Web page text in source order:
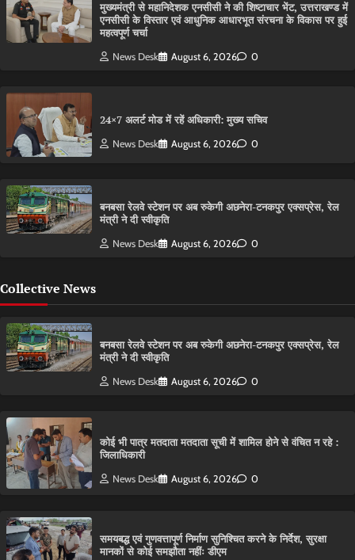
मुख्यमंत्री से महानिदेशक एनसीसी ने की शिष्टाचार भेंट, उत्तराखण्ड में
एनसीसी के विस्तार एवं आधुनिक आधारभूत संरचना के विकास पर हुई
महत्वपूर्ण चर्चा
News Desk August 6, 2026 0
24×7 अलर्ट मोड में रहें अधिकारी: मुख्य सचिव
News Desk August 6, 2026 0
बनबसा रेलवे स्टेशन पर अब रुकेगी अछनेरा-टनकपुर एक्सप्रेस, रेल
मंत्री ने दी स्वीकृति
News Desk August 6, 2026 0
Collective News
बनबसा रेलवे स्टेशन पर अब रुकेगी अछनेरा-टनकपुर एक्सप्रेस, रेल
मंत्री ने दी स्वीकृति
News Desk August 6, 2026 0
कोई भी पात्र मतदाता मतदाता सूची में शामिल होने से वंचित न रहे :
जिलाधिकारी
News Desk August 6, 2026 0
समयबद्ध एवं गुणवत्तापूर्ण निर्माण सुनिश्चित करने के निर्देश, सुरक्षा
मानकों से कोई समझौता नहींः डीएम